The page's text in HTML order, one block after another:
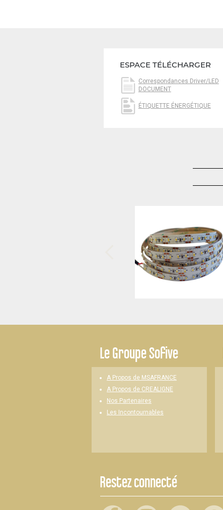
ESPACE TÉLÉCHARGER
Correspondances Driver/LED
DOCUMENT
ÉTIQUETTE ÉNERGÉTIQUE
LeGroupe Sofive
A Propos de MSAFRANCE
A Propos de CREALIGNE
Nos Partenaires
Les Incontournables
Restez connecté